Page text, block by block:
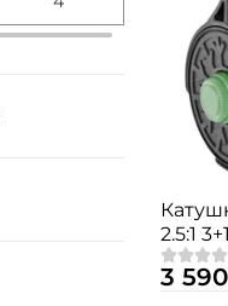
2.5:1
3